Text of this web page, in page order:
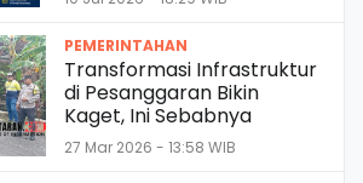
PEMERINTAHAN
Transformasi Infrastruktur
di Pesanggaran Bikin
Kaget, Ini Sebabnya
27 Mar 2026 - 13:58 WIB